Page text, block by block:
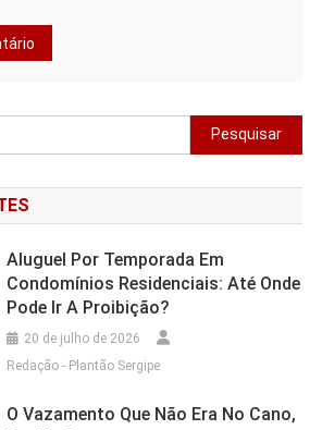
Pesquisar
por:
Aluguel Por Temporada Em
Condomínios Residenciais: Até Onde
Pode Ir A Proibição?
20 de julho de 2026
Redação - Plantão Sergipe
O Vazamento Que Não Era No Cano,